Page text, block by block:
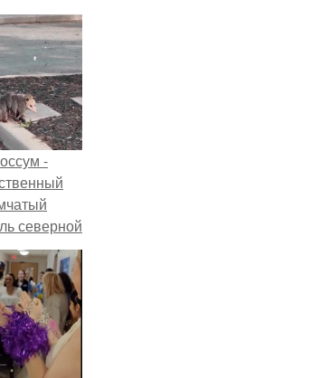
-
северной